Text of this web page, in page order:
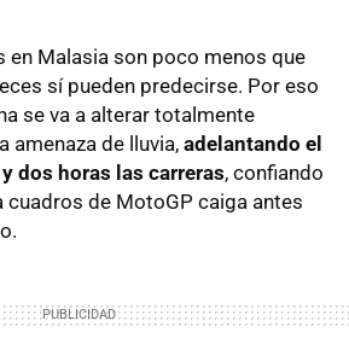
en Malasia son poco menos que
sí pueden predecirse. Por eso
se va a alterar totalmente
amenaza de lluvia,adelantando el
dos horas las carreras, confiando
cuadros de MotoGP caiga antes